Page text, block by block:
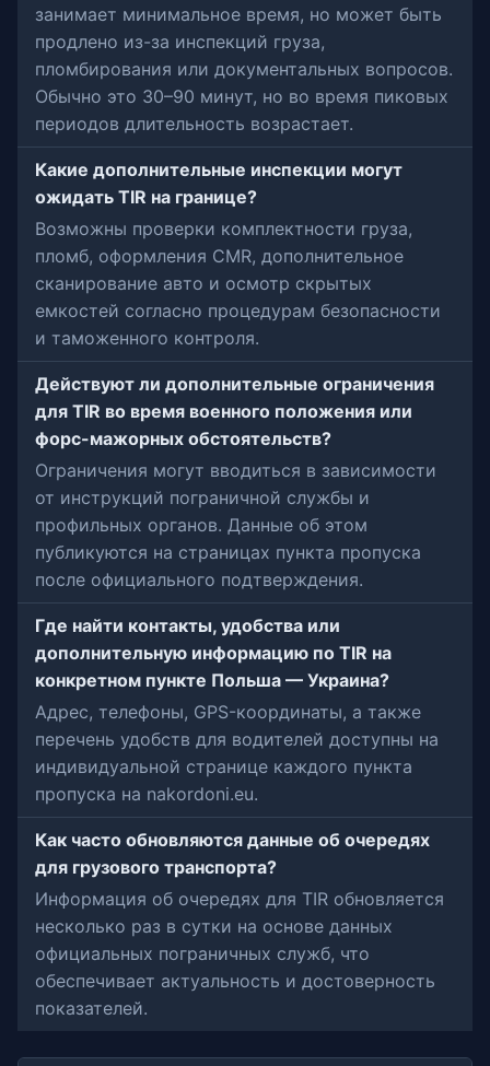
занимает минимальное время, но может быть
продлено из-за инспекций груза,
пломбирования или документальных вопросов.
Обычно это 30–90 минут, но во время пиковых
периодов длительность возрастает.
Какие дополнительные инспекции могут
ожидать TIR на границе?
Возможны проверки комплектности груза,
пломб, оформления CMR, дополнительное
сканирование авто и осмотр скрытых
емкостей согласно процедурам безопасности
и таможенного контроля.
Действуют ли дополнительные ограничения
для TIR во время военного положения или
форс-мажорных обстоятельств?
Ограничения могут вводиться в зависимости
от инструкций пограничной службы и
профильных органов. Данные об этом
публикуются на страницах пункта пропуска
после официального подтверждения.
Где найти контакты, удобства или
дополнительную информацию по TIR на
конкретном пункте Польша — Украина?
Адрес, телефоны, GPS-координаты, а также
перечень удобств для водителей доступны на
индивидуальной странице каждого пункта
пропуска на nakordoni.eu.
Как часто обновляются данные об очередях
для грузового транспорта?
Информация об очередях для TIR обновляется
несколько раз в сутки на основе данных
официальных пограничных служб, что
обеспечивает актуальность и достоверность
показателей.